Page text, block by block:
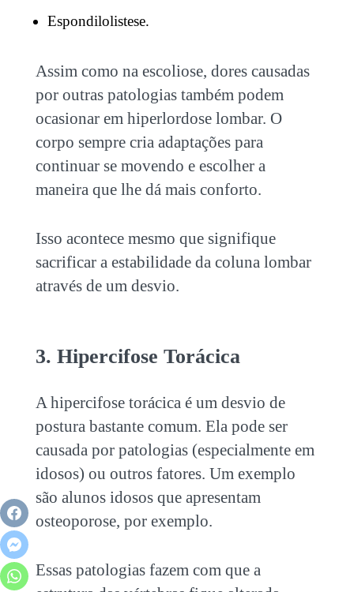
Espondilolistese.
Assim como na escoliose, dores causadas
por outras patologias também podem
ocasionar em hiperlordose lombar. O
corpo sempre cria adaptações para
continuar se movendo e escolher a
maneira que lhe dá mais conforto.
Isso acontece mesmo que signifique
sacrificar a estabilidade da coluna lombar
através de um desvio.
3. Hipercifose Torácica
A hipercifose torácica é um desvio de
postura bastante comum. Ela pode ser
causada por patologias (especialmente em
idosos) ou outros fatores. Um exemplo
são alunos idosos que apresentam
osteoporose, por exemplo.
Essas patologias fazem com que a